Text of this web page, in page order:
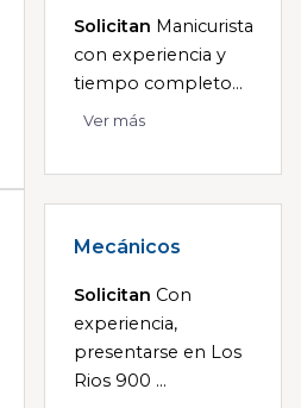
Solicitan Manicurista
con experiencia y
tiempo completo...
Ver más
Mecánicos
Solicitan Con
experiencia,
presentarse en Los
Rios 900 ...